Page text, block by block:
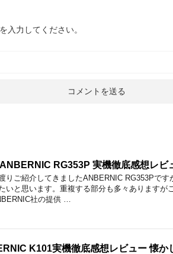
入力してください。
ANBERNIC RG353P 実機徹底感想レビ
りご紹介してきましたANBERNIC RG353Pで
いと思います。重複する部分も多々ありますが
社の提供 …
K101実機徹底感想レビュー 懐